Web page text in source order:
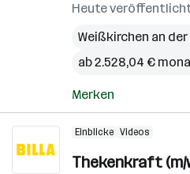
Heute
Weißkirchen an der
ab 2.528,04 €
Merken
Einblicke Videos
Thekenkraft (m/